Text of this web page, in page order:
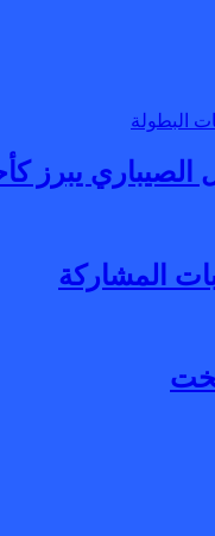
يبرز